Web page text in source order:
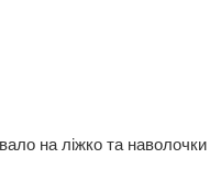
на ліжко та наволочки